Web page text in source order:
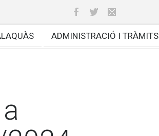
ADMINISTRACIÓ I TRÀMITS